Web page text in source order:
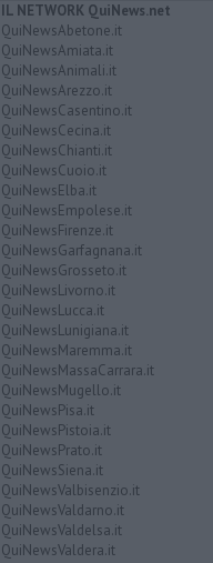
IL NETWORK QuiNews.net
QuiNewsAbetone.it
QuiNewsAmiata.it
QuiNewsAnimali.it
QuiNewsArezzo.it
QuiNewsCasentino.it
QuiNewsCecina.it
QuiNewsChianti.it
QuiNewsCuoio.it
QuiNewsElba.it
QuiNewsEmpolese.it
QuiNewsFirenze.it
QuiNewsGarfagnana.it
QuiNewsGrosseto.it
QuiNewsLivorno.it
QuiNewsLucca.it
QuiNewsLunigiana.it
QuiNewsMaremma.it
QuiNewsMassaCarrara.it
QuiNewsMugello.it
QuiNewsPisa.it
QuiNewsPistoia.it
QuiNewsPrato.it
QuiNewsSiena.it
QuiNewsValbisenzio.it
QuiNewsValdarno.it
QuiNewsValdelsa.it
QuiNewsValdera.it